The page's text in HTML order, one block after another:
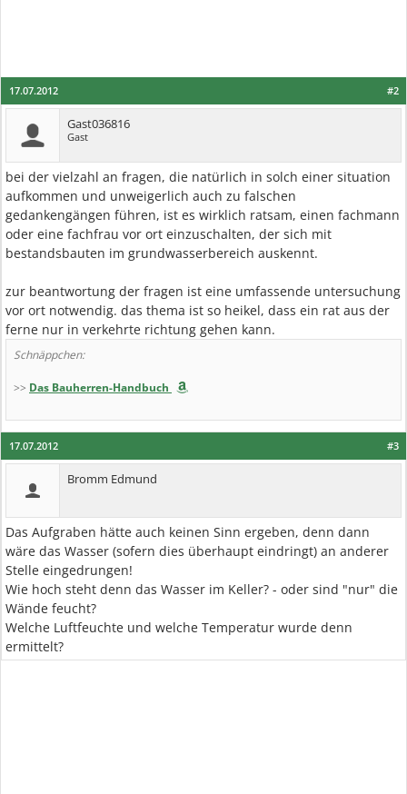
#2
17.07.2012
Gast036816
Gast
bei der vielzahl an fragen, die natürlich in solch einer situation
aufkommen und unweigerlich auch zu falschen
gedankengängen führen, ist es wirklich ratsam, einen fachmann
oder eine fachfrau vor ort einzuschalten, der sich mit
bestandsbauten im grundwasserbereich auskennt.
zur beantwortung der fragen ist eine umfassende untersuchung
vor ort notwendig. das thema ist so heikel, dass ein rat aus der
ferne nur in verkehrte richtung gehen kann.
Schnäppchen:
>> Das Bauherren-Handbuch
#3
17.07.2012
Bromm Edmund
Das Aufgraben hätte auch keinen Sinn ergeben, denn dann
wäre das Wasser (sofern dies überhaupt eindringt) an anderer
Stelle eingedrungen!
Wie hoch steht denn das Wasser im Keller? - oder sind "nur" die
Wände feucht?
Welche Luftfeuchte und welche Temperatur wurde denn
ermittelt?